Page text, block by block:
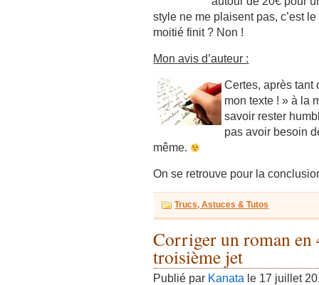
style ne me plaisent pas, c’est
moitié finit ? Non !
Mon avis d’auteur :
Certes, après tant
mon texte ! » à la
savoir rester
pas avoir besoin
même.
On se retrouve pour la
Trucs, Astuces & Tutos
Corriger un roman en
troisième jet
Publié par Kanata le 17 juillet